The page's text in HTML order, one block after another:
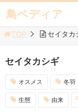
鳥ペディア
TOP セイタカ
セイタカシギ
オスメス 冬羽
生態 由来